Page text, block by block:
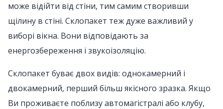
може відійти від стіни, тим самим створивши
щілину в стіні. Склопакет теж дуже важливий у
виборі вікна. Вони відповідають за
енергозбереження і звукоізоляцію.
Склопакет буває двох видів: однокамерний і
двокамерний, перший більш якісного зразка. Якщо
Ви проживаєте поблизу автомагістралі або клубу,